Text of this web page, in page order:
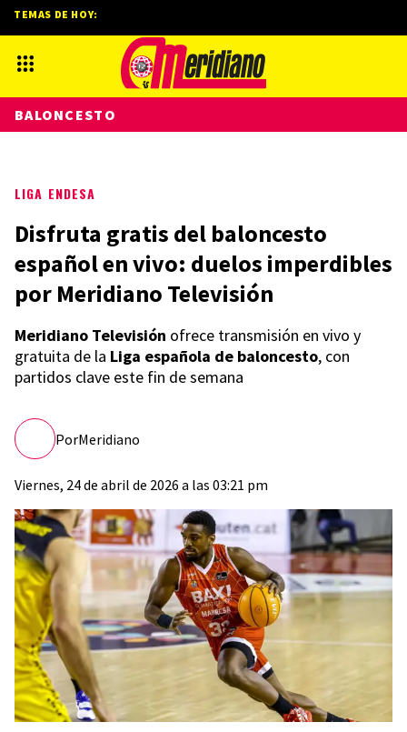
LIGA ENDESA
Disfruta gratis del baloncesto
español en vivo: duelos imperdibles
por Meridiano Televisión
Meridiano Televisión ofrece transmisión en vivo y
gratuita de la Liga española de baloncesto, con
partidos clave este fin de semana
PorMeridiano
Viernes, 24 de abril de 2026 a las 03:21 pm
TEMAS DE HOY:
BALONCESTO